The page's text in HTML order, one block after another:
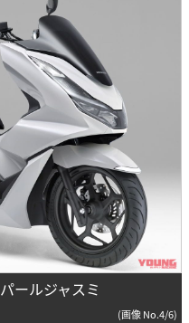
パールジャスミ
(画像 No.4/6)